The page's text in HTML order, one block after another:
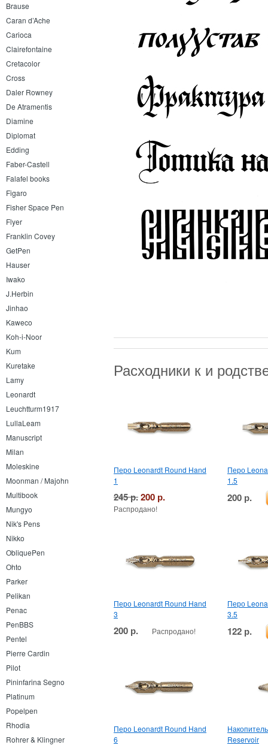
Brause
Caran d’Ache
Carioca
Clairefontaine
Cretacolor
Cross
Daler Rowney
De Atramentis
Diamine
Diplomat
Edding
Faber-Castell
Falafel books
Figaro
Fisher Space Pen
Flyer
Franklin Covey
GetPen
Hauser
Iwako
J.Herbin
Jinhao
Kaweco
Koh-i-Noor
Kum
Kuretake
Lamy
Leonardt
Leuchtturm1917
LullaLeam
Manuscript
Milan
Moleskine
Moonman / Majohn
Multibook
Mungyo
Nik's Pens
Nikko
ObliquePen
Ohto
Parker
Pelikan
Penac
PenBBS
Pentel
Pierre Cardin
Pilot
Pininfarina Segno
Platinum
Popelpen
Rhodia
Rohrer & Klingner
Расходники к и
Перо Leonardt Round Hand
1
245 р.200 р.
Распродано!
Перо
1.5
200 р.
Перо Leonardt Round Hand
3
200 р. Распродано!
Перо
3.5
122 р.
Перо Leonardt Round Hand
6
Reservoir